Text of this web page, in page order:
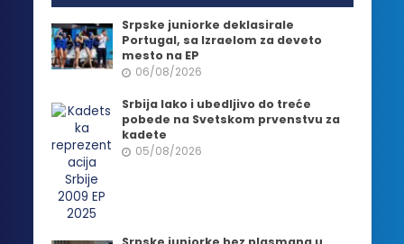
Srpske juniorke deklasirale
Portugal, sa Izraelom za deveto
mesto na EP
06/08/2026
Srbija lako i ubedljivo do treće
pobede na Svetskom prvenstvu za
kadete
05/08/2026